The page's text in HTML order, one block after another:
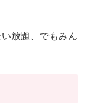
放題、でもみん